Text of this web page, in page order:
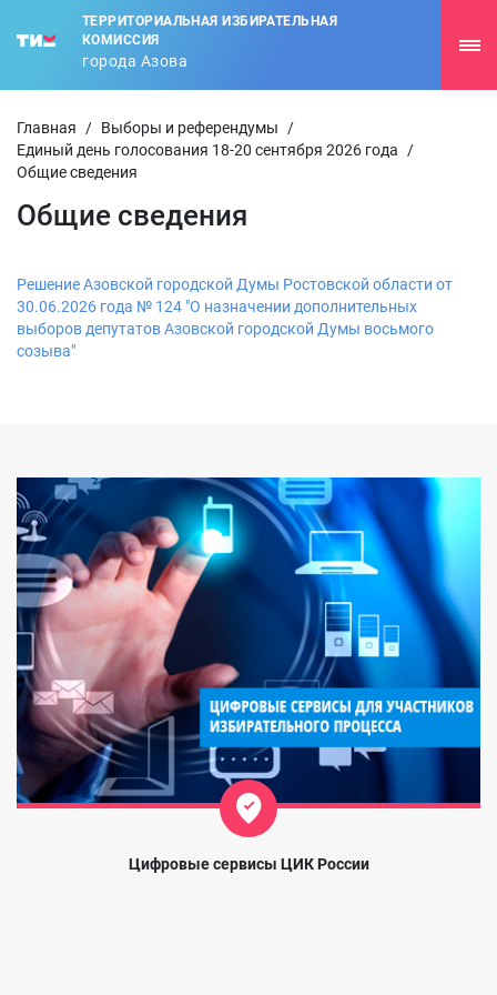
ТЕРРИТОРИАЛЬНАЯ ИЗБИРАТЕЛЬНАЯ
КОМИССИЯ
города Азова
Главная / Выборы и референдумы
/
Единый день голосования 18-20 сентября 2026 года
/
Общие сведения
Общие сведения
Решение Азовской городской Думы Ростовской области от
30.06.2026 года № 124 "О назначении дополнительных
выборов депутатов Азовской городской Думы восьмого
созыва"
Цифровые сервисы ЦИК России